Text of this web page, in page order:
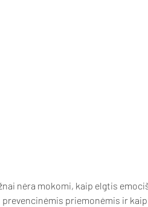
nėra mokomi, kaip elgtis
priemonėmis ir